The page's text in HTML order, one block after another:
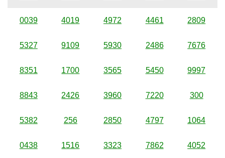
0039 4019 4972 4461 2809
5327 9109 5930 2486 7676
8351 1700 3565 5450 9997
8843 2426 3960 7220 300
5382 256 2850 4797 1064
0438 1516 3323 7862 4052